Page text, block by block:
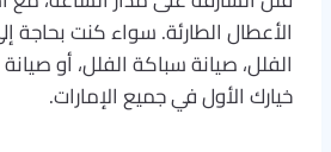
الأعطال الطارئة. سواء كنت بحاجة
الفلل، صيانة سباكة الفلل، أو
خيارك الأول في جميع الإمارات.